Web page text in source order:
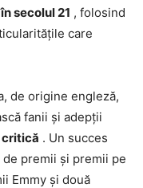
secolul 21 , folosind
care
de origine engleză,
fanii și adepții
critică . Un succes
premii și premii pe
Emmy și două